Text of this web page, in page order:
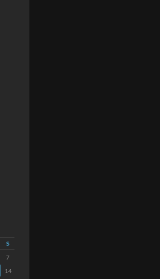
S
7
14